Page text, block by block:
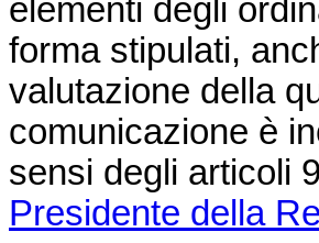
elementi degli
forma stipulati,
valutazione della
comunicazione è
sensi degli articoli
Presidente della